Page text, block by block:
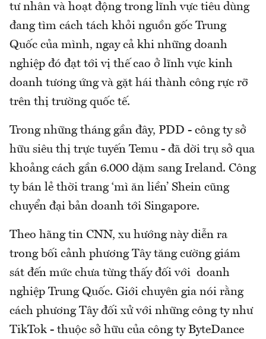
tư nhân và hoạt động trong lĩnh vực tiêu dùng
đang tìm cách tách khỏi nguồn gốc Trung
Quốc của mình, ngay cả khi những doanh
nghiệp đó đạt tới vị thế cao ở lĩnh vực kinh
doanh tương ứng và gặt hái thành công rực rỡ
trên thị trường quốc tế.
Trong những tháng gần đây, PDD - công ty sở
hữu siêu thị trực tuyến Temu - đã dời trụ sở qua
khoảng cách gần 6.000 dặm sang Ireland. Công
ty bán lẻ thời trang ‘mì ăn liền’ Shein cũng
chuyển đại bản doanh tới Singapore.
Theo hãng tin CNN, xu hướng này diễn ra
trong bối cảnh phương Tây tăng cường giám
sát đến mức chưa từng thấy đối với doanh
nghiệp Trung Quốc. Giới chuyên gia nói rằng
cách phương Tây đối xử với những công ty như
TikTok - thuộc sở hữu của công ty ByteDance